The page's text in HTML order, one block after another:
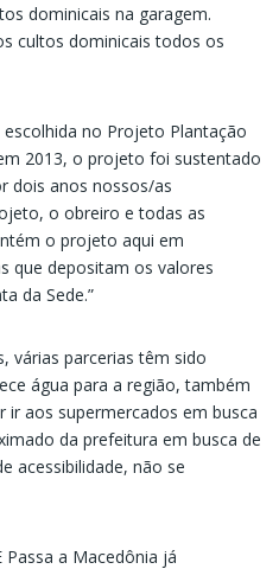
dominicais na garagem.
cultos dominicais todos os
no Projeto Plantação
2013, o projeto foi sustentado
dois anos nossos/as
o obreiro e todas as
o projeto aqui em
que depositam os valores
da Sede.”
várias parcerias têm sido
água para a região, também
aos supermercados em busca
da prefeitura em busca de
acessibilidade, não se
a Macedônia já